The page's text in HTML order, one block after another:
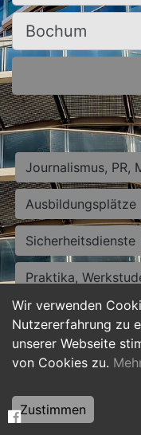
Wir verwenden
Nutzererfahrung zu
unserer Webseite
von Cookies zu.
Zustimmen
Ort, Stadt
Journalismus, PR,
Ausbildungsplätze
Sicherheitsdienste
Praktika,
Personalwesen
Hilfskräfte,
Weiterbildung,